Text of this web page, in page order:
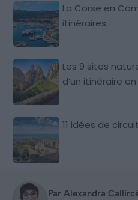
La Corse en
itinéraires
Les 9 sites
d’un itinéraire
11 idées de
Par Alexandra